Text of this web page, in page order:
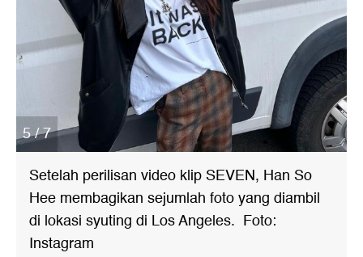
5 / 7
Setelah perilisan video klip SEVEN, Han So
Hee membagikan sejumlah foto yang diambil
di lokasi syuting di Los Angeles. Foto:
Instagram